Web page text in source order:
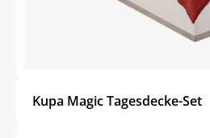
Kupa Magic Tagesdecke-Set